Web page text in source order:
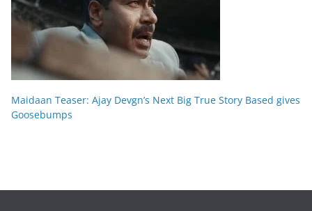
Maidaan Teaser: Ajay Devgn’s Next Big True Story Based gives
Goosebumps